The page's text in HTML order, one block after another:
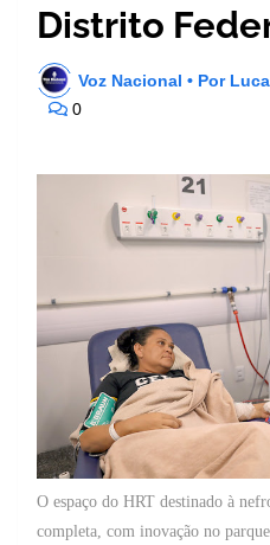
Distrito
Voz Nacional • Por
0
O espaço do HRT destinado à
completa, com inovação no